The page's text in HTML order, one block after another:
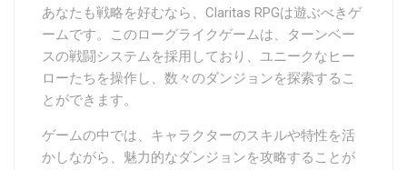
あなたも戦略を好むなら、 Claritas RPGは遊ぶべきゲ
ームです。このローグライクゲームは、ターンベー
スの戦闘システムを採用しており、ユニークなヒー
ローたちを操作し、数々のダンジョンを探索するこ
とができます。
ゲームの中では、キャラクターのスキルや特性を活
かしながら、魅力的なダンジョンを攻略することが